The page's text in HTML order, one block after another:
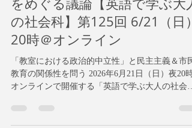
Dr. K. Shibata
6月14日
読了時間: 7分